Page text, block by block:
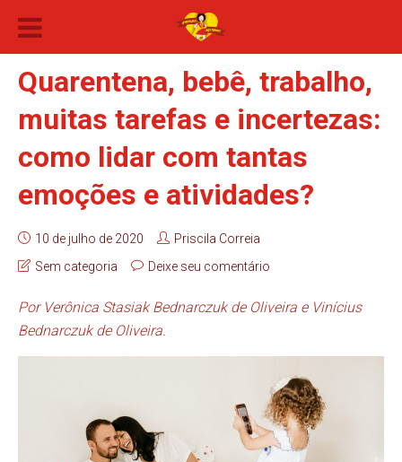
Quarentena, bebê, trabalho,
muitas tarefas e incertezas:
como lidar com tantas
emoções e atividades?
10 de julho de 2020
Priscila Correia
Sem categoria
Deixe seu comentário
Por Verônica Stasiak Bednarczuk de Oliveira e Vinícius
Bednarczuk de Oliveira.